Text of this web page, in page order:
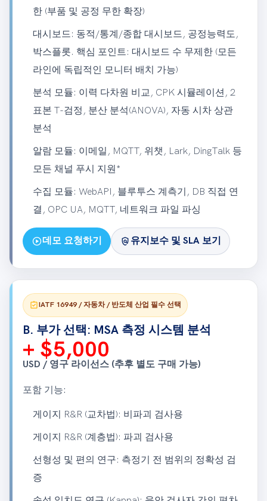
한 (부품 및 공정 무한 확장)
대시보드: 동적/통계/종합 대시보드, 공정능력도,
박스플롯. 핵심 포인트: 대시보드 수 무제한 (모든
라인에 독립적인 모니터 배치 가능)
분석 모듈: 이력 다차원 비교, CPK 시뮬레이션, 2
표본 T-검정, 분산 분석(ANOVA), 자동 시차 상관
분석
알람 모듈: 이메일, MQTT, 위챗, Lark, DingTalk 등
모든 채널 푸시 지원*
수집 모듈: WebAPI, 블루투스 계측기, DB 직접 연
결, OPC UA, MQTT, 네트워크 파일 파싱
play_circle데모 요청하기 policy 유지보수 및 SLA 보기
assignment_turned_inIATF 16949 / 자동차 / 반도체 산업 필수 선택
B. 부가 선택: MSA 측정 시스템 분석
+ $5,000
USD / 영구 라이선스 (추후 별도 구매 가능)
포함 기능:
게이지 R&R (교차법): 비파괴 검사용
게이지 R&R (계층법): 파괴 검사용
선형성 및 편의 연구: 측정기 전 범위의 정확성 검
증